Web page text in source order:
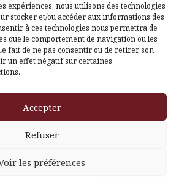
expériences, nous utilisons des technologies
stocker et/ou accéder aux informations des
à ces technologies nous permettra de
que le comportement de navigation ou les
fait de ne pas consentir ou de retirer son
un effet négatif sur certaines
Accepter
Refuser
les préférences
par WordPress|Thème